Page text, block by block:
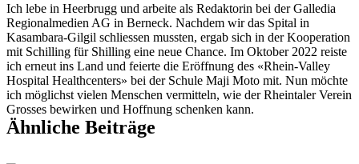
Ich lebe in Heerbrugg und arbeite als Redaktorin bei der Galledia
Regionalmedien AG in Berneck. Nachdem wir das Spital in
Kasambara-Gilgil schliessen mussten, ergab sich in der Kooperation
mit Schilling für Shilling eine neue Chance. Im Oktober 2022 reiste
ich erneut ins Land und feierte die Eröffnung des «Rhein-Valley
Hospital Healthcenters» bei der Schule Maji Moto mit. Nun möchte
ich möglichst vielen Menschen vermitteln, wie der Rheintaler Verein
Grosses bewirken und Hoffnung schenken kann.
Ähnliche Beiträge